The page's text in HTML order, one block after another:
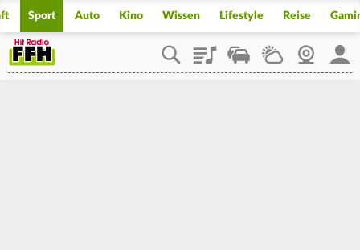
Sport Auto Kino Wissen Lifestyle Reise
PlaylistStaupilotWetterWebcam